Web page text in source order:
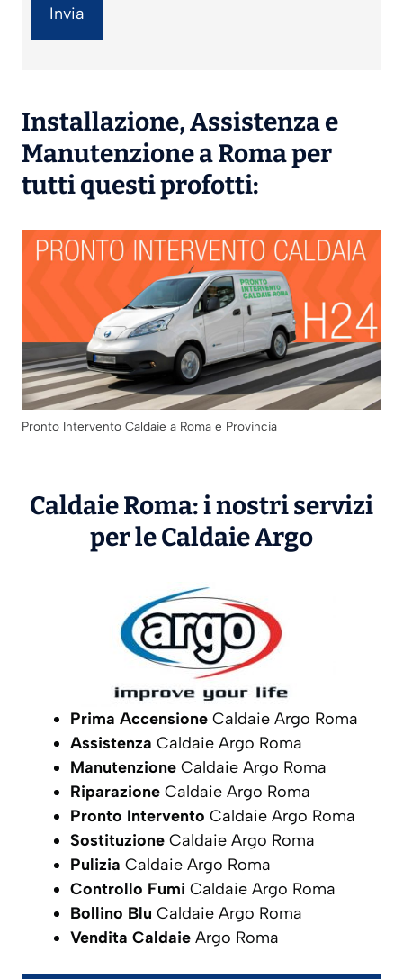
Installazione,Assistenzae
Manutenzionea Roma per
tutti questi profotti:
Pronto Intervento Caldaie a Roma e Provincia
Caldaie Roma: i nostri servizi
per le CaldaieArgo
Prima Accensione Caldaie Argo Roma
Assistenza Caldaie Argo Roma
Manutenzione Caldaie Argo Roma
Riparazione Caldaie Argo Roma
Pronto Intervento Caldaie Argo Roma
Sostituzione Caldaie Argo Roma
Pulizia Caldaie Argo Roma
Controllo Fumi Caldaie Argo Roma
Bollino Blu Caldaie Argo Roma
Vendita Caldaie Argo Roma